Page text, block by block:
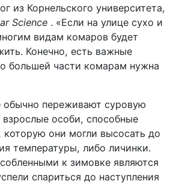
из Корнельского университета,
Science . «Если на улице сухо и
видам комаров будет
Конечно, есть важные
большей части комарам нужна
переживают суровую
особи, способные
которую они могли высосать до
температуры, либо личинки.
к зимовке являются
спариться до наступления